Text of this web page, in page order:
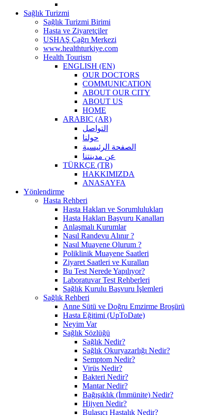
Sağlık Turizmi
Sağlık Turizmi Birimi
Hasta ve Ziyaretçiler
USHAŞ Çağrı Merkezi
www.healthturkiye.com
Health Tourism
ENGLISH (EN)
OUR DOCTORS
COMMUNICATION
ABOUT OUR CITY
ABOUT US
HOME
ARABIC (AR)
التواصل
حولنا
الصفحة الرئيسية
عن مدينتنا
TÜRKÇE (TR)
HAKKIMIZDA
ANASAYFA
Yönlendirme
Hasta Rehberi
Hasta Hakları ve Sorumlulukları
Hasta Hakları Başvuru Kanalları
Anlaşmalı Kurumlar
Nasıl Randevu Alınır ?
Nasıl Muayene Olurum ?
Poliklinik Muayene Saatleri
Ziyaret Saatleri ve Kuralları
Bu Test Nerede Yapılıyor?
Laboratuvar Test Rehberleri
Sağlık Kurulu Başvuru İşlemleri
Sağlık Rehberi
Anne Sütü ve Doğru Emzirme Broşürü
Hasta Eğitimi (UpToDate)
Neyim Var
Sağlık Sözlüğü
Sağlık Nedir?
Sağlık Okuryazarlığı Nedir?
Semptom Nedir?
Virüs Nedir?
Bakteri Nedir?
Mantar Nedir?
Bağışıklık (İmmünite) Nedir?
Hijyen Nedir?
Bulaşıcı Hastalık Nedir?